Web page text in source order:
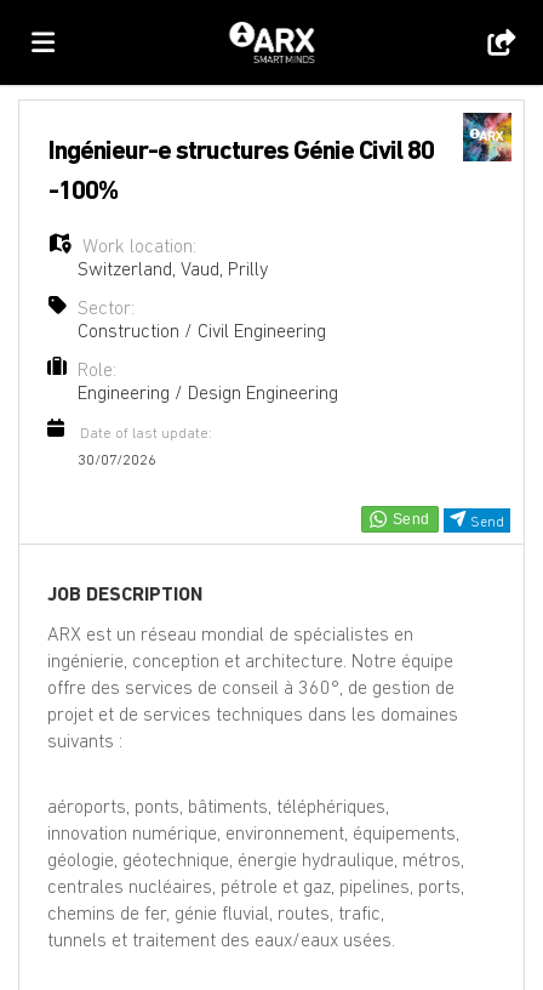
your
CV
Login
Language
EN
FR
IT
DE
ES
Send
Ingénieur-e structures Génie Civil 80
-100%
Work location:
Switzerland Vaud Prilly
Sector:
Construction / Civil Engineering
Role:
Engineering / Design Engineering
Date of last update:
30/07/2026
JOB DESCRIPTION
ARX est un réseau mondial de spécialistes en
ingénierie, conception et architecture. Notre équipe
offre des services de conseil à 360°, de gestion de
projet et de services techniques dans les domaines
suivants :
aéroports, ponts, bâtiments, téléphériques,
innovation numérique, environnement, équipements,
géologie, géotechnique, énergie hydraulique, métros,
centrales nucléaires, pétrole et gaz, pipelines, ports,
chemins de fer, génie fluvial, routes, trafic,
tunnels et traitement des eaux/eaux usées.